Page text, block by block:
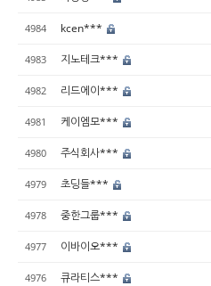
4984 kcen***
4983 지노테크***
4982 리드에이***
4981 케이엠모***
4980 주식회사***
4979 초딩들***
4978 중한그룹***
4977 이바이오***
4976 큐라티스***